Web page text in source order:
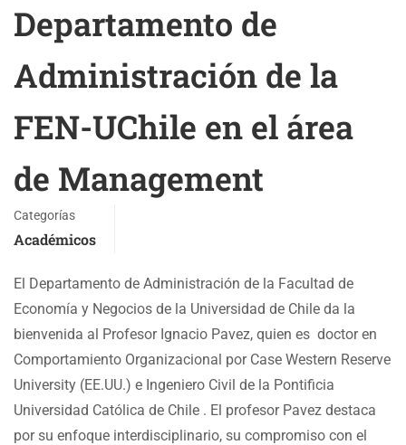
Departamento de
Administración de la
FEN-UChile en el área
de Management
Categorías
Académicos
El Departamento de Administración de la Facultad de
Economía y Negocios de la Universidad de Chile da la
bienvenida al Profesor Ignacio Pavez, quien es doctor en
Comportamiento Organizacional por Case Western Reserve
University (EE.UU.) e Ingeniero Civil de la Pontificia
Universidad Católica de Chile . El profesor Pavez destaca
por su enfoque interdisciplinario, su compromiso con el